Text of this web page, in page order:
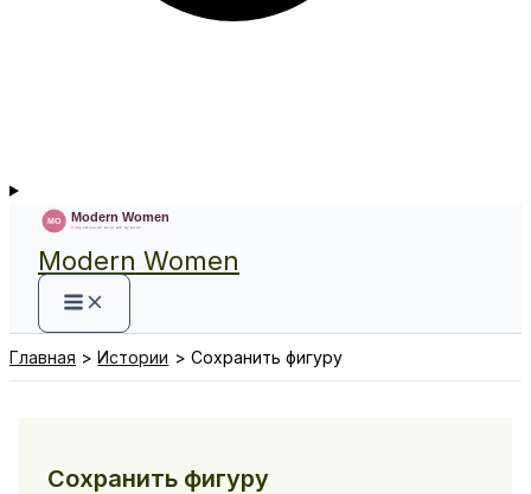
Modern Women
Главная Истории Сохранить фигуру
Сохранить фигуру